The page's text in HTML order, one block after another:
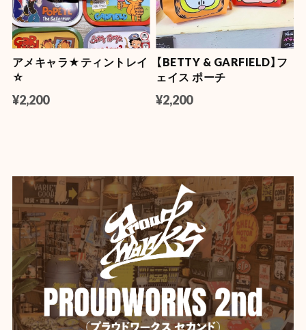
アメキャラ★ティントレイ
☆
¥2,200
【BETTY & GARFIELD】フ
ェイス ポーチ
¥2,200